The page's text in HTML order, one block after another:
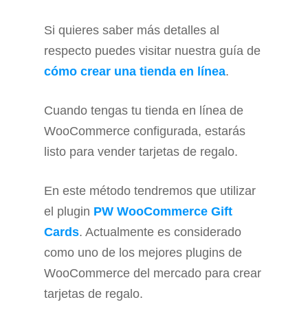
Si quieres saber más detalles al
respecto puedes visitar nuestra guía de
cómo crear una tienda en línea.
Cuando tengas tu tienda en línea de
WooCommerce configurada, estarás
listo para vender tarjetas de regalo.
En este método tendremos que utilizar
el plugin PW WooCommerce Gift
Cards. Actualmente es considerado
como uno de los mejores plugins de
WooCommerce del mercado para crear
tarjetas de regalo.